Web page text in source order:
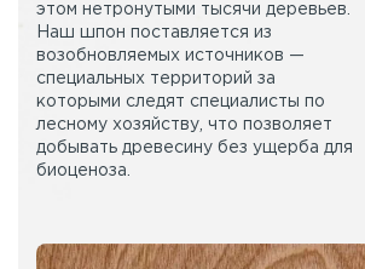
этом нетронутыми тысячи деревьев.
Наш шпон поставляется из
возобновляемых источников —
специальных территорий за
которыми следят специалисты по
лесному хозяйству, что позволяет
добывать древесину без ущерба для
биоценоза.